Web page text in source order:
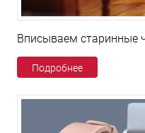
Вписываем старинные
Подробнее